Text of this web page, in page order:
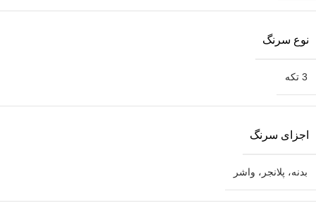
نوع سرنگ
3 تکه
اجزای سرنگ
بدنه، پلانجر، واشر